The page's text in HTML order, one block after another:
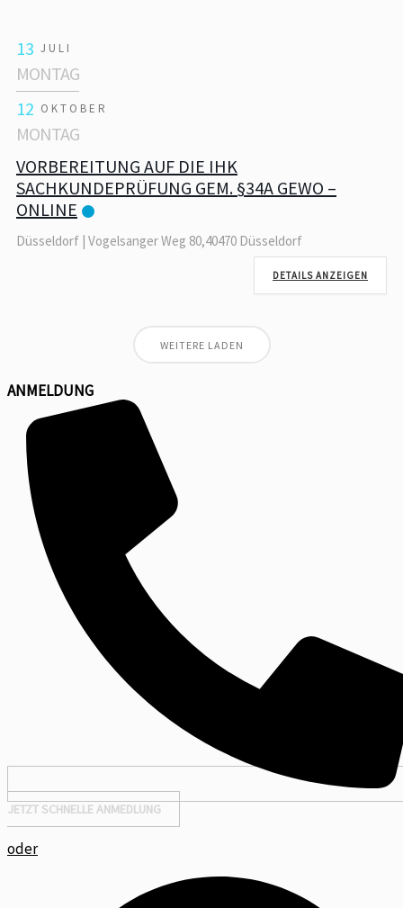
13 JULI
MONTAG
12 OKTOBER
MONTAG
VORBEREITUNG AUF DIE IHK
SACHKUNDEPRÜFUNG GEM. §34A GEWO –
ONLINE
Düsseldorf | Vogelsanger Weg 80,40470 Düsseldorf
DETAILS ANZEIGEN
WEITERE LADEN
ANMELDUNG
JETZT SCHNELLE ANMEDLUNG
oder